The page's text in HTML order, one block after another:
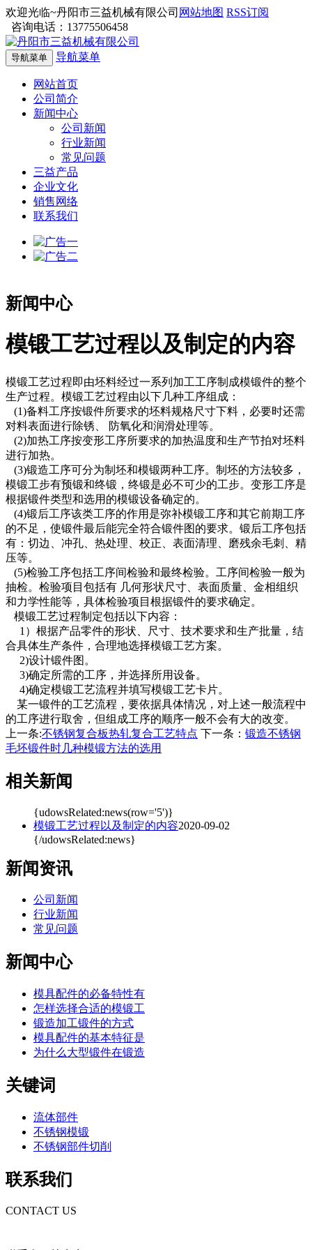
欢迎光临~丹阳市三益机械有限公司 网站地图 RSS订阅
咨询电话：13775506458
导航菜单 导航菜单
网站首页
公司简介
新闻中心
公司新闻
行业新闻
常见问题
三益产品
企业文化
销售网络
联系我们
新闻中心
模锻工艺过程以及制定的内容
模锻工艺过程即由坯料经过一系列加工工序制成模锻件的整个
生产过程。模锻工艺过程由以下几种工序组成：
(1)备料工序按锻件所要求的坯料规格尺寸下料，必要时还需
对料表面进行除锈、 防氧化和润滑处理等。
(2)加热工序按变形工序所要求的加热温度和生产节拍对坯料
进行加热。
(3)锻造工序可分为制坯和模锻两种工序。制坯的方法较多，
模锻工步有预锻和终锻，终锻是必不可少的工步。变形工序是
根据锻件类型和选用的模锻设备确定的。
(4)锻后工序该类工序的作用是弥补模锻工序和其它前期工序
的不足，使锻件最后能完全符合锻件图的要求。锻后工序包括
有：切边、冲孔、热处理、校正、表面清理、磨残余毛刺、精
压等。
(5)检验工序包括工序间检验和最终检验。工序间检验一般为
抽检。检验项目包括有 几何形状尺寸、表面质量、金相组织
和力学性能等，具体检验项目根据锻件的要求确定。
模锻工艺过程制定包括以下内容：
1）根据产品零件的形状、尺寸、技术要求和生产批量，结
合具体生产条件，合理地选择模锻工艺方案。
2)设计锻件图。
3)确定所需的工序，并选择所用设备。
4)确定模锻工艺流程并填写模锻工艺卡片。
某一锻件的工艺流程，要依据具体情况，对上述一般流程中
的工序进行取舍，但组成工序的顺序一般不会有大的改变。
上一条:不锈钢复合板热轧复合工艺特点 下一条： 锻造不锈钢
毛坯锻件时几种模锻方法的选用
相关新闻
{udowsRelated:news(row='5')}
模锻工艺过程以及制定的内容2020-09-02
{/udowsRelated:news}
新闻资讯
公司新闻
行业新闻
常见问题
新闻中心
模具配件的必备特性有
怎样选择合适的模锻工
锻造加工锻件的方式
模具配件的基本特征是
为什么大型锻件在锻造
关键词
流体部件
不锈钢模锻
不锈钢部件切削
联系我们
CONTACT US